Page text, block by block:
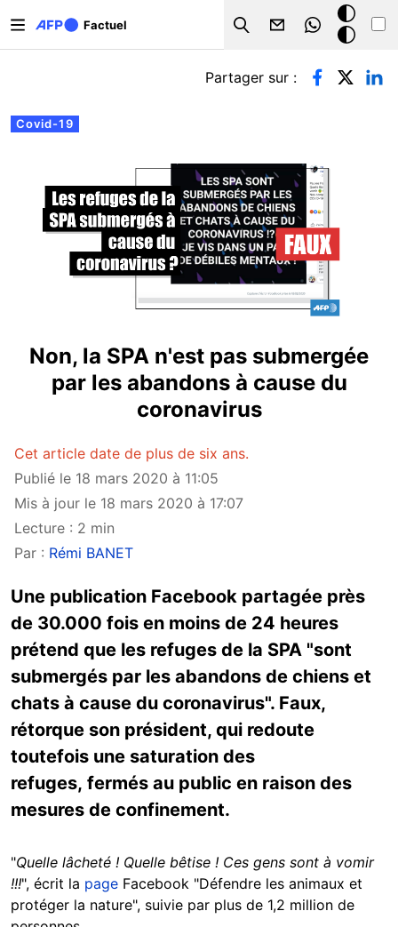
Factuel
Search
Mode
sombre
Onglets principaux
Covid-19
Partager sur :
Non, la SPA n'est pas submergée
par les abandons à cause du
coronavirus
Cet article date de plus de six ans.
Publié le 18 mars 2020 à 11:05
Mis à jour le 18 mars 2020 à 17:07
Lecture : 2 min
Par : Rémi BANET
Une publication Facebook partagée près
de 30.000 fois en moins de 24 heures
prétend que les refuges de la SPA "sont
submergés par les abandons de chiens et
chats à cause du coronavirus". Faux,
rétorque son président, qui redoute
toutefois une saturation des
refuges, fermés au public en raison des
mesures de confinement.
"Quelle lâcheté ! Quelle bêtise ! Ces gens sont à vomir
!!!", écrit la page Facebook "Défendre les animaux et
protéger la nature", suivie par plus de 1,2 million de